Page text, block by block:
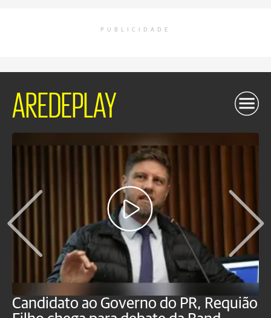
PUBLICIDADE
AREDEPLAY
Candidato ao Governo do PR, Requião